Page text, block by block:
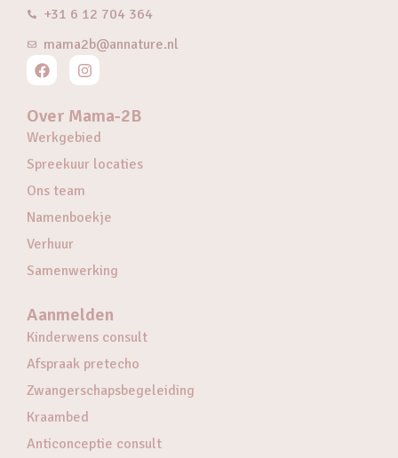
+31 6 12 704 364
mama2b@annature.nl
Over Mama-2B
Werkgebied
Spreekuur locaties
Ons team
Namenboekje
Verhuur
Samenwerking
Aanmelden
Kinderwens consult
Afspraak pretecho
Zwangerschapsbegeleiding
Kraambed
Anticonceptie consult